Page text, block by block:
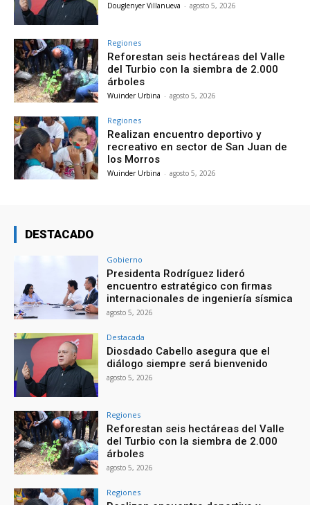
Douglenyer Villanueva - agosto 5, 2026
Regiones
Reforestan seis hectáreas del Valle
del Turbio con la siembra de 2.000
árboles
Wuinder Urbina - agosto 5, 2026
Regiones
Realizan encuentro deportivo y
recreativo en sector de San Juan de
los Morros
Wuinder Urbina - agosto 5, 2026
DESTACADO
Gobierno
Presidenta Rodríguez lideró
encuentro estratégico con firmas
internacionales de ingeniería sísmica
agosto 5, 2026
Destacada
Diosdado Cabello asegura que el
diálogo siempre será bienvenido
agosto 5, 2026
Regiones
Reforestan seis hectáreas del Valle
del Turbio con la siembra de 2.000
árboles
agosto 5, 2026
Regiones